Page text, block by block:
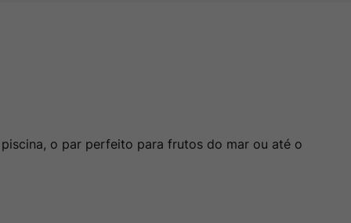
o par perfeito para frutos do mar ou até o